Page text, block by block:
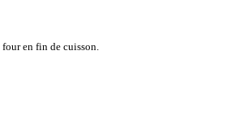
four en fin de cuisson.